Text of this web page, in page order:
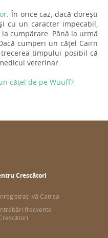
. În orice caz, dacă dorești
cu un caracter impecabil,
cumpărare. Până la urmă
cumperi un cățel Cairn
timpului posibil că
veterinar.
cățel de pe Wuuff?
Crescători
vă Canisa
frecvente